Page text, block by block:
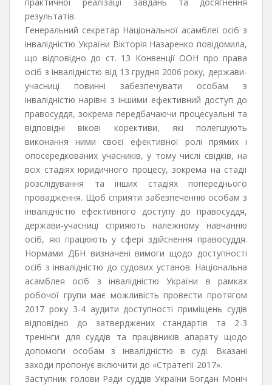
результатів.
Генеральний секретар Національної асамблеї осіб з
інвалідністю України Вікторія Назаренко повідомила,
що відповідно до ст. 13 Конвенції ООН про права
осіб з інвалідністю від 13 грудня 2006 року, держави-
учасниці повинні забезпечувати особам з
інвалідністю нарівні з іншими ефективний доступ до
правосуддя, зокрема передбачаючи процесуальні та
відповідні вікові корективи, які полегшують
виконання ними своєї ефективної ролі прямих і
опосередкованих учасників, у тому числі свідків, на
всіх стадіях юридичного процесу, зокрема на стадії
розслідування та інших стадіях попереднього
провадження. Щоб сприяти забезпеченню особам з
інвалідністю ефективного доступу до правосуддя,
держави-учасниці сприяють належному навчанню
осіб, які працюють у сфері здійснення правосуддя.
Нормами ДБН визначені вимоги щодо доступності
осіб з інвалідністю до судових установ. Національна
асамблея осіб з інвалідністю України в рамках
робочої групи має можливість провести протягом
2017 року 3-4 аудити доступності приміщень судів
відповідно до затверджених стандартів та 2-3
тренінги для суддів та працівників апарату щодо
допомоги особам з інвалідністю в суді. Вказані
заходи пропонує включити до «Стратегії 2017».
Заступник голови Ради суддів України Богдан Моніч